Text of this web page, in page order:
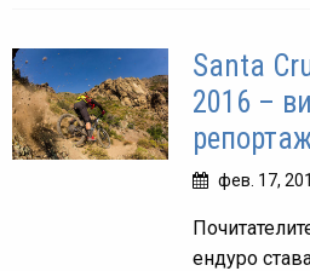
Santa
2016 –
фев. 17,
ендуро